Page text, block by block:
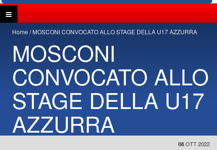
Home MOSCONI CONVOCATO ALLO STAGE DELLA U17 AZZURRA
MOSCONI
CONVOCATO ALLO
STAGE DELLA U17
AZZURRA
08 OTT 2022